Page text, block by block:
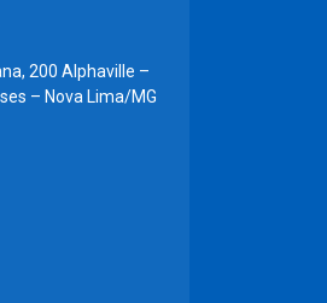
200 Alphaville –
– Nova Lima/MG